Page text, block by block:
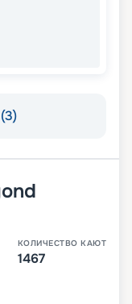
КОЛИЧЕСТВО КАЮТ
1467